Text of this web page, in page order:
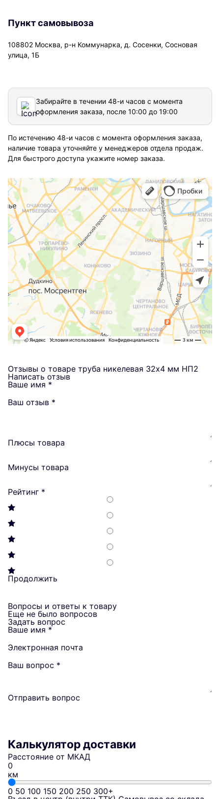
Пункт самовывоза
108802 Москва, р-н Коммунарка, д. Сосенки, Сосновая
улица, 1Б
Забирайте в течении 48-и часов с момента
оформления заказа, после 10:00 до 19:00
По истечению 48-и часов с момента оформления заказа,
наличие товара уточняйте у менеджеров отдела продаж.
Для быстрого доступа укажите номер заказа.
Отзывы о товаре труба никелевая 32х4 мм НП2
Написать отзыв
Ваше имя *
Ваш отзыв *
Плюсы товара
Минусы товара
Рейтинг *
Продолжить
Вопросы и ответы к товару
Еще не было вопросов
Задать вопрос
Ваше имя *
Электронная почта
Ваш вопрос *
Отправить вопрос
Калькулятор доставки
Расстояние от МКАД
км
0 50 100 150 200 250 300+